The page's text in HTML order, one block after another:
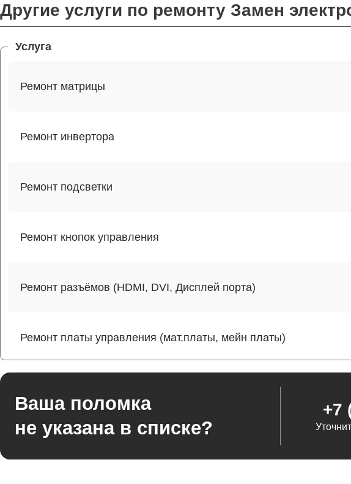
Другие услуги по ремонту Замен
Услуга
Ремонт матрицы
Ремонт инвертора
Ремонт подсветки
Ремонт кнопок управления
Ремонт разъёмов (HDMI, DVI, Дисплей порта)
Ремонт платы управления (мат.платы, мейн платы)
Прошивка блока управления
Ваша поломка
не указана в списке?
+7